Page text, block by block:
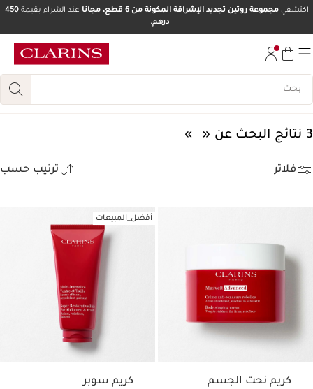
انتقل إلى أسفل الصفحة
اكتشفيمجموعة روتين تجديد الإشراقة المكونة من 6 قطع، مجانا عند الشراء بقيمة450
درهم.
3 نتائج البحث عن
فلاتر ترتيب حسب
كريم نحت الجسم
أفضل_المبيعات
كريم سوبر